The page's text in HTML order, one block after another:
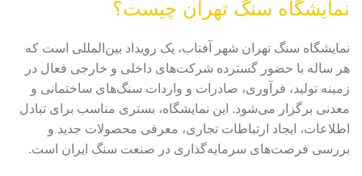
نمایشگاه سنگ تهران چیست؟
نمایشگاه سنگ تهران شهر آفتاب، یک رویداد بین‌المللی است که
هر ساله با حضور گسترده شرکت‌های داخلی و خارجی فعال در
زمینه تولید، فرآوری، صادرات و واردات سنگ‌های ساختمانی و
معدنی برگزار می‌شود. این نمایشگاه، بستری مناسب برای تبادل
اطلاعات، ایجاد ارتباطات تجاری، معرفی محصولات جدید و
بررسی فرصت‌های سرمایه‌گذاری در صنعت سنگ ایران است.